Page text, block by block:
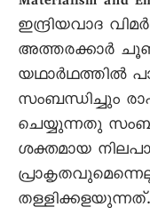
ഇന്ദ്രിയവാദ
അത്തരക്കാർ
യഥാർഥത്തിൽ
സംബന്ധിച്ചും
ചെയ്യുന്നതു
ശക്തമായ
തള്ളിക്കളയുന്നത്.